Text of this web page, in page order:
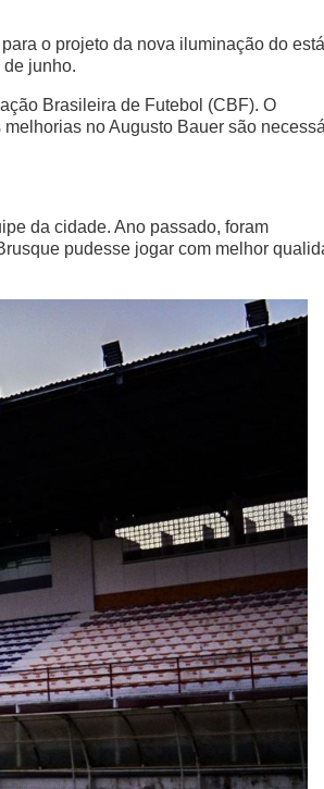
o projeto da nova iluminação do
junho.
Brasileira de Futebol (CBF). O
no Augusto Bauer são
da cidade. Ano passado, foram
pudesse jogar com melhor